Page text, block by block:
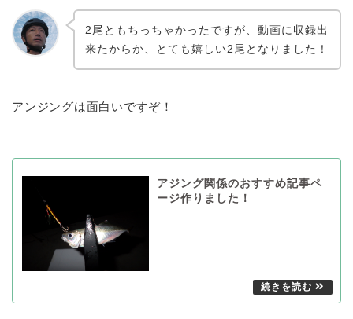
2尾ともちっちゃかったですが、動画に収録出
来たからか、とても嬉しい2尾となりました！
アンジングは面白いですぞ！
アジング関係のおすすめ記事ペ
ージ作りました！